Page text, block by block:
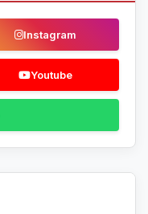
Instagram
Youtube